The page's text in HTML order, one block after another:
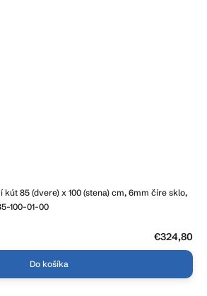
85 (dvere) x 100 (stena) cm, 6mm číre sklo,
100-01-00
€324,80
Do košíka